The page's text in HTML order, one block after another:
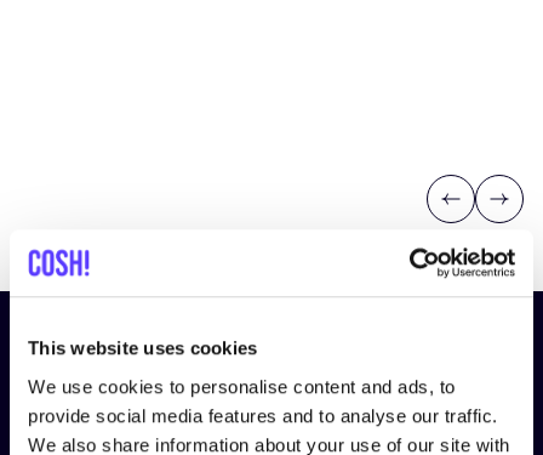
This website uses cookies
We use cookies to personalise content and ads, to
provide social media features and to analyse our traffic.
We also share information about your use of our site with
Previous
Next
Inscrivez-vous à notre lettre
d’information et restez informé !
Nom *